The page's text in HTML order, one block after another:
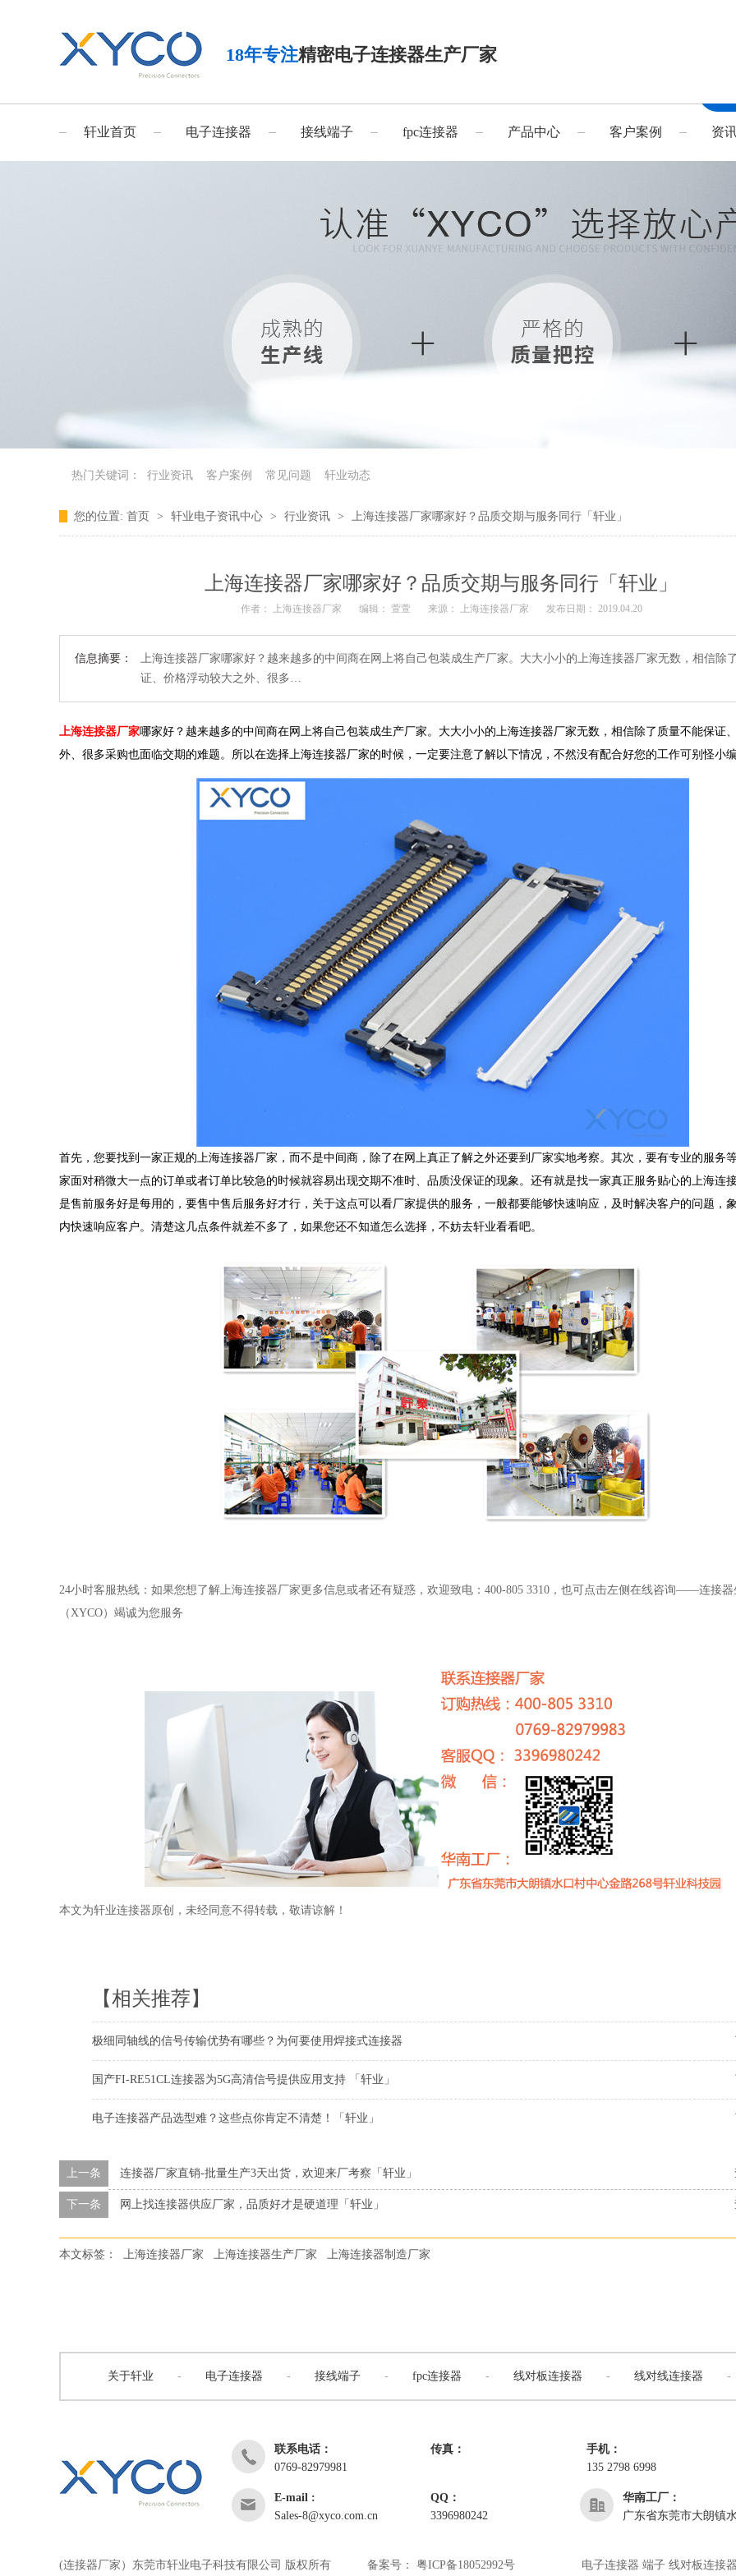
18年专注精密电子连接器生产厂家
轩业首页 电子连接器 接线端子 fpc连接器 产品中心 客户案例 资
热门关键词： 行业资讯 客户案例 常见问题 轩业动态
您的位置: 首页 > 轩业电子资讯中心 > 行业资讯 > 上海连接器厂家哪家好？品质交期与服务同行「轩业」
上海连接器厂家哪家好？品质交期与服务同行「轩业」
作者： 上海连接器厂家 编辑： 萱萱 来源： 上海连接器厂家 发布日期： 2019.04.20
信息摘要：
上海连接器厂家哪家好？越来越多的中间商在网上将自己包装成生产厂家。大大小小的上海连接器厂家无数，相信除
证、价格浮动较大之外、很多…
上海连接器厂家哪家好？越来越多的中间商在网上将自己包装成生产厂家。大大小小的上海连接器厂家无数，相信除了质量不能保证
外、很多采购也面临交期的难题。所以在选择上海连接器厂家的时候，一定要注意了解以下情况，不然没有配合好您的工作可别怪小编
首先，您要找到一家正规的上海连接器厂家，而不是中间商，除了在网上真正了解之外还要到厂家实地考察。其次，要有专业的服务
家面对稍微大一点的订单或者订单比较急的时候就容易出现交期不准时、品质没保证的现象。还有就是找一家真正服务贴心的上海连
是售前服务好是每用的，要售中售后服务好才行，关于这点可以看厂家提供的服务，一般都要能够快速响应，及时解决客户的问题，
内快速响应客户。清楚这几点条件就差不多了，如果您还不知道怎么选择，不妨去轩业看看吧。
24小时客服热线：如果您想了解上海连接器厂家更多信息或者还有疑惑，欢迎致电：400-805 3310，也可点击左侧在线咨询——连接器
（XYCO）竭诚为您服务
本文为轩业连接器原创，未经同意不得转载，敬请谅解！
【相关推荐】
极细同轴线的信号传输优势有哪些？为何要使用焊接式连接器
国产FI-RE51CL连接器为5G高清信号提供应用支持 「轩业」
电子连接器产品选型难？这些点你肯定不清楚！「轩业」
上一条 连接器厂家直销-批量生产3天出货，欢迎来厂考察「轩业」
下一条 网上找连接器供应厂家，品质好才是硬道理「轩业」
本文标签： 上海连接器厂家 上海连接器生产厂家 上海连接器制造厂家
关于轩业 - 电子连接器 - 接线端子 - fpc连接器 - 线对板连接器 - 线对线连接器 -
联系电话：
0769-82979981
传真：
手机：
135 2798 6998
E-mail :
Sales-8@xyco.com.cn
QQ：
3396980242
华南工厂：
广东省东莞市大朗镇
电子连接器 端子 线对板连接
(连接器厂家）东莞市轩业电子科技有限公司 版权所有 备案号： 粤ICP备18052992号